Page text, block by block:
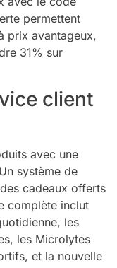
permettent
prix avantageux,
31% sur
client
avec une
système de
cadeaux offerts
complète inclut
les
les Microlytes
et la nouvelle